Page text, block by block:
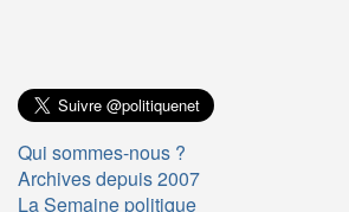
Qui sommes-nous ?
Archives depuis 2007
La Semaine politique